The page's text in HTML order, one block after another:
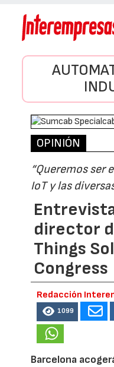
OPINIÓN
“Queremos ser
IoT y las
director
Things
Congress
Redacción
1099
Barcelona